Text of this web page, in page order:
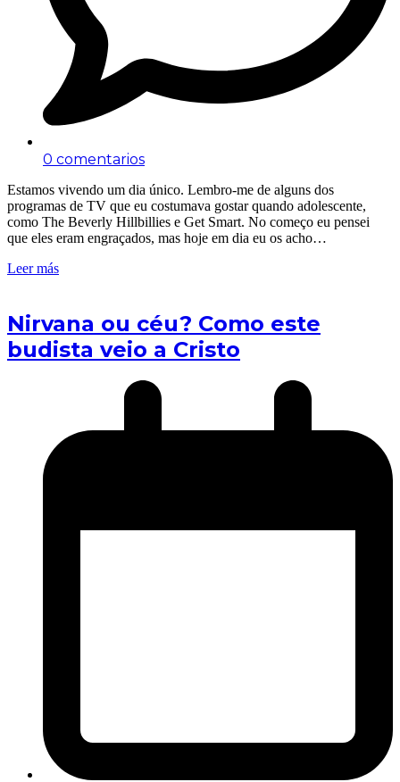
0 comentarios
Estamos vivendo um dia único. Lembro-me de alguns dos
programas de TV que eu costumava gostar quando adolescente,
como The Beverly Hillbillies e Get Smart. No começo eu pensei
que eles eram engraçados, mas hoje em dia eu os acho…
Leer más
Nirvana ou céu? Como este
budista veio a Cristo